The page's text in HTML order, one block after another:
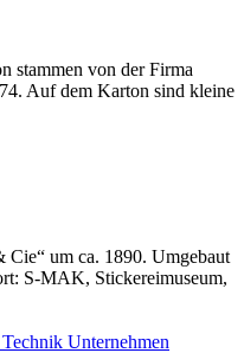
stammen von der Firma
Auf dem Karton sind kleine
Cie“ um ca. 1890. Umgebaut
S-MAK, Stickereimuseum,
Technik Unternehmen